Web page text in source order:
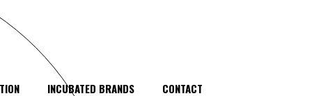
INCUBATED BRANDS CONTACT